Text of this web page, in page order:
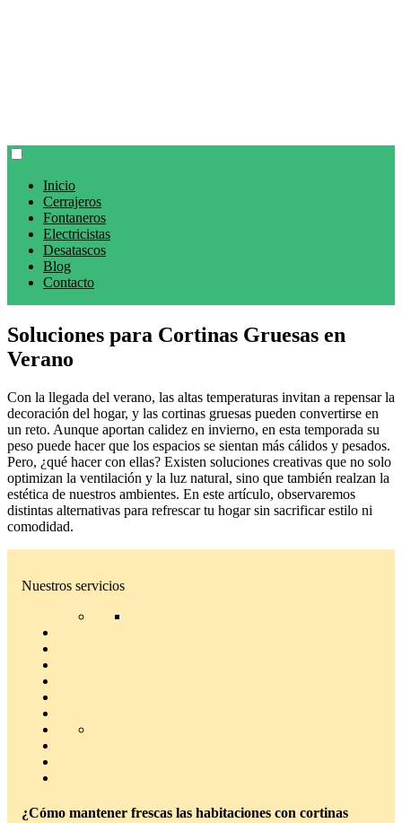
Inicio
Cerrajeros
Fontaneros
Electricistas
Desatascos
Blog
Contacto
Soluciones para Cortinas Gruesas en
Verano
Con la llegada del verano, las altas temperaturas invitan a repensar la
decoración del hogar, y las cortinas gruesas pueden convertirse en
un reto. Aunque aportan calidez en invierno, en esta temporada su
peso puede hacer que los espacios se sientan más cálidos y pesados.
Pero, ¿qué hacer con ellas? Existen soluciones creativas que no solo
optimizan la ventilación y la luz natural, sino que también realzan la
estética de nuestros ambientes. En este artículo, observaremos
distintas alternativas para refrescar tu hogar sin sacrificar estilo ni
comodidad.
Nuestros servicios
¿Cómo mantener frescas las habitaciones con cortinas